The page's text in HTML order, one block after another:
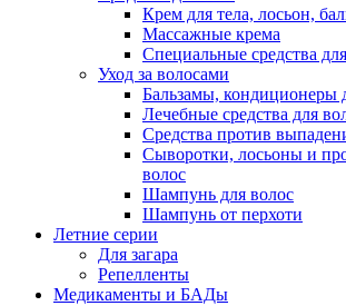
Крем для тела, лосьон,
Массажные крема
Специальные средства
Уход за волосами
Бальзамы, кондиционеры
Лечебные средства для
Средства против
Сыворотки, лосьоны и
волос
Шампунь для волос
Шампунь от перхоти
Летние серии
Для загара
Репелленты
Медикаменты и БАДы